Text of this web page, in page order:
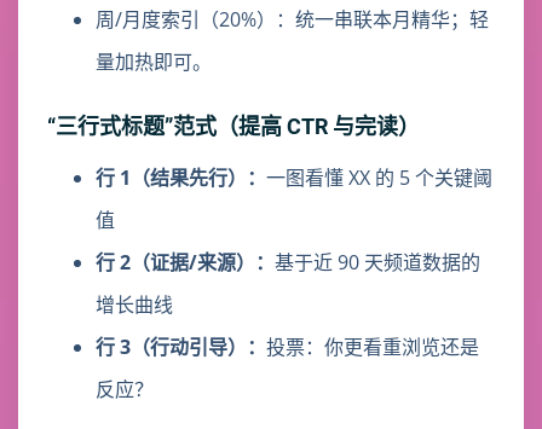
周/月度索引（20%）：统一串联本月精华；轻
量加热即可。
“三行式标题”范式（提高 CTR 与完读）
行 1（结果先行）： 一图看懂 XX 的 5 个关键阈
值
行 2（证据/来源）： 基于近 90 天频道数据的
增长曲线
行 3（行动引导）： 投票：你更看重浏览还是
反应？